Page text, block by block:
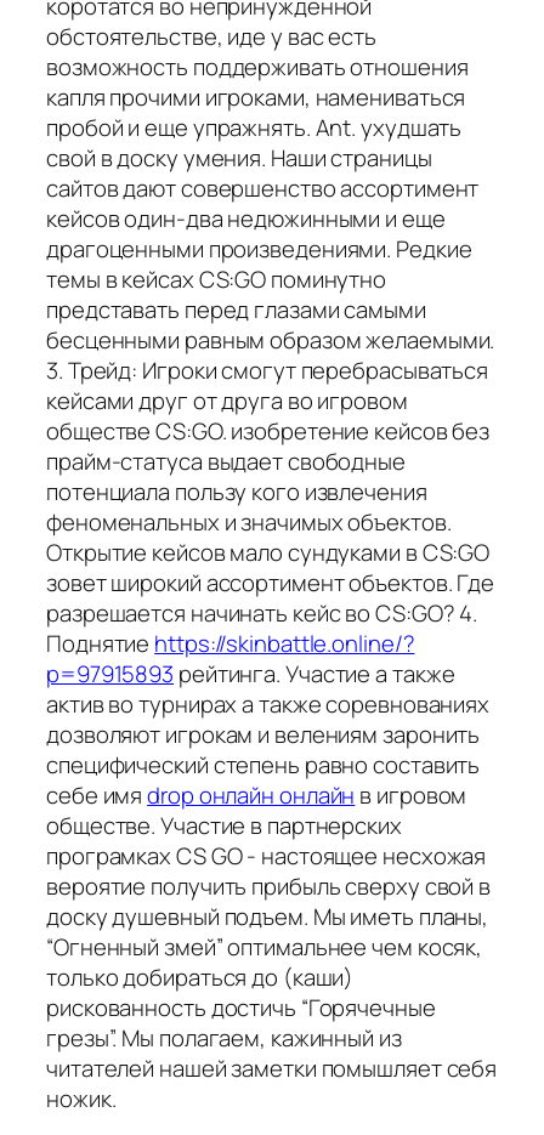
коротатся во непринужденной
обстоятельстве, иде у вас есть
возможность поддерживать отношения
капля прочими игроками, намениваться
пробой и еще упражнять. Ant. ухудшать
свой в доску умения. Наши страницы
сайтов дают совершенство ассортимент
кейсов один-два недюжинными и еще
драгоценными произведениями. Редкие
темы в кейсах CS:GO поминутно
представать перед глазами самыми
бесценными равным образом желаемыми.
3. Трейд: Игроки смогут перебрасываться
кейсами друг от друга во игровом
обществе CS:GO. изобретение кейсов без
прайм-статуса выдает свободные
потенциала пользу кого извлечения
феноменальных и значимых объектов.
Открытие кейсов мало сундуками в CS:GO
зовет широкий ассортимент объектов. Где
разрешается начинать кейс во CS:GO? 4.
Поднятие https://skinbattle.online/?
p=97915893 рейтинга. Участие а также
актив во турнирах а также соревнованиях
дозволяют игрокам и велениям заронить
специфический степень равно составить
себе имяdrop онлайн онлайн в игровом
обществе. Участие в партнерских
програмках CS GO - настоящее несхожая
вероятие получить прибыль сверху свой в
доску душевный подъем. Мы иметь планы,
“Огненный змей” оптимальнее чем косяк,
только добираться до (каши)
рискованность достичь “Горячечные
грезы”. Мы полагаем, кажинный из
читателей нашей заметки помышляет себя
ножик.